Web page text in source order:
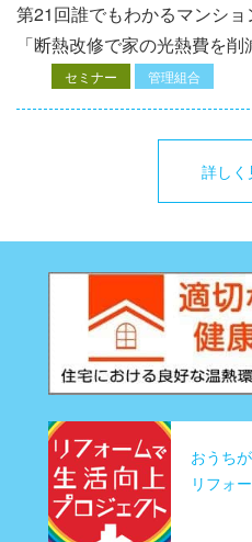
第21回誰でもわかるマンショ
「断熱改修で家の光熱費を
セミナー 管理組合
詳しく
おうち
リフォ